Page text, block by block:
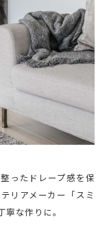
ったドレープ感を保
リアメーカー「スミ
寧な作りに。